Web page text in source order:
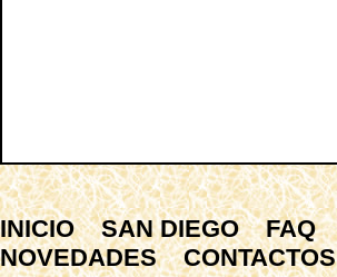
INICIO SAN DIEGO FAQ
NOVEDADES
CONTACTOS